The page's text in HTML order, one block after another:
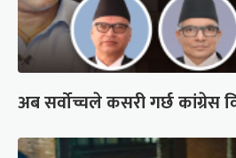
अब सर्वोच्चले कसरी गर्छ कांग्रेस